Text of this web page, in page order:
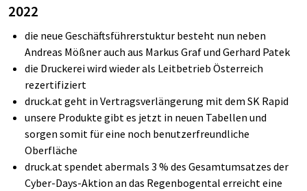
2022
die neue Geschäftsführerstuktur besteht nun neben
Andreas Mößner auch aus Markus Graf und Gerhard Patek
die Druckerei wird wieder als Leitbetrieb Österreich
rezertifiziert
druck.at geht in Vertragsverlängerung mit dem SK Rapid
unsere Produkte gibt es jetzt in neuen Tabellen und
sorgen somit für eine noch benutzerfreundliche
Oberfläche
druck.at spendet abermals 3 % des Gesamtumsatzes der
Cyber-Days-Aktion an das Regenbogental erreicht eine